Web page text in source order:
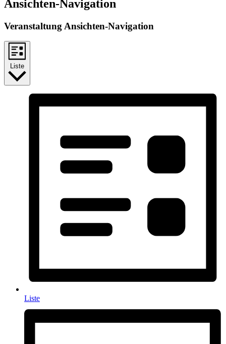
Ansichten-Navigation
Veranstaltung Ansichten-Navigation
Liste
Liste